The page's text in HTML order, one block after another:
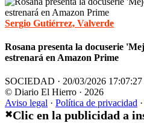
Sergio Gutiérrez, Valverde
Rosana presenta la docuserie
estrenará en Amazon Prime
SOCIEDAD · 20/03/2026 17:07:27
© Diario El Hierro · 2026
Aviso legal · Política de privacidad ·
✖Clic en la publicidad a